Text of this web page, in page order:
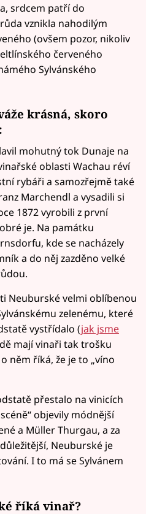
srdcem patří do
vznikla nahodilým
(ovšem pozor, nikoliv
červeného
Sylvánského
krásná, skoro
mohutný tok Dunaje na
oblasti Wachau réví
rybáři a samozřejmě také
Marchendl a vysadili si
1872 vyrobili z první
je. Na památku
kde se nacházely
a do něj zazděno velké
Neuburské velmi oblíbenou
zelenému, které
vystřídalo (jak jsme
mají vinaři tak trošku
něm říká, že je to „víno
přestalo na vinicích
objevily módnější
a Müller Thurgau, a za
Neuburské je
I to má se Sylvánem
říká vinař?